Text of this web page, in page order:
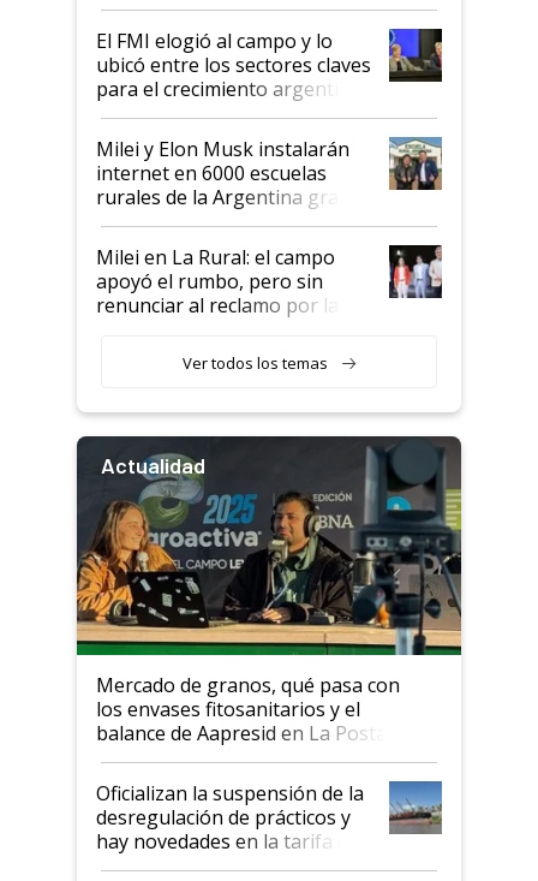
de Milei
El FMI elogió al campo y lo
ubicó entre los sectores claves
para el crecimiento argentino
Milei y Elon Musk instalarán
internet en 6000 escuelas
rurales de la Argentina gracias
a un acuerdo con Starlink
Milei en La Rural: el campo
apoyó el rumbo, pero sin
renunciar al reclamo por las
Ver todos los temas
Actualidad
Mercado de granos, qué pasa con
los envases fitosanitarios y el
balance de Aapresid en La Posta
Oficializan la suspensión de la
desregulación de prácticos y
hay novedades en la tarifa de
la hidrovía